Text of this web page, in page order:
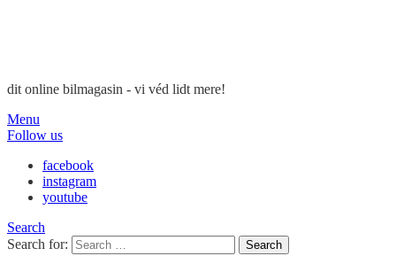
dit online bilmagasin - vi véd lidt mere!
Menu
Follow us
facebook
instagram
youtube
Search
Search for:
Search